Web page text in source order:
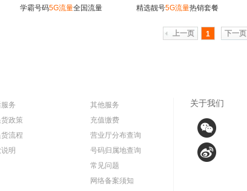
学霸号码5G流量全国流量
精选靓号5G流量热销套餐
上一页 1 下一页
务
政策
流程
明
其他服务
充值缴费
营业厅分布查询
号码归属地查询
常见问题
网络备案须知
关于我们